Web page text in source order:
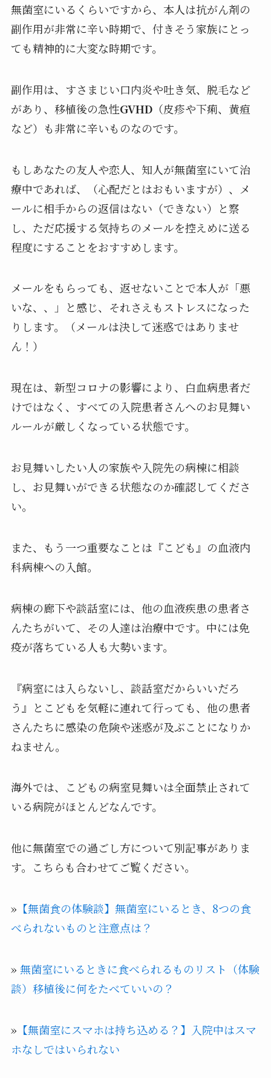
無菌室にいるくらいですから、本人は抗がん剤の
副作用が非常に辛い時期で、付きそう家族にとっ
ても精神的に大変な時期です。
副作用は、すさまじい口内炎や吐き気、脱毛など
があり、移植後の急性GVHD（皮疹や下痢、黄疸
など）も非常に辛いものなのです。
もしあなたの友人や恋人、知人が無菌室にいて治
療中であれば、（心配だとはおもいますが）、メ
ールに相手からの返信はない（できない）と察
し、ただ応援する気持ちのメールを控えめに送る
程度にすることをおすすめします。
メールをもらっても、返せないことで本人が「悪
いな、、」と感じ、それさえもストレスになった
りします。（メールは決して迷惑ではありませ
ん！）
現在は、新型コロナの影響により、白血病患者だ
けではなく、すべての入院患者さんへのお見舞い
ルールが厳しくなっている状態です。
お見舞いしたい人の家族や入院先の病棟に相談
し、お見舞いができる状態なのか確認してくださ
い。
また、もう一つ重要なことは『こども』の血液内
科病棟への入館。
病棟の廊下や談話室には、他の血液疾患の患者さ
んたちがいて、その人達は治療中です。中には免
疫が落ちている人も大勢います。
『病室には入らないし、談話室だからいいだろ
う』とこどもを気軽に連れて行っても、他の患者
さんたちに感染の危険や迷惑が及ぶことになりか
ねません。
海外では、こどもの病室見舞いは全面禁止されて
いる病院がほとんどなんです。
他に無菌室での過ごし方について別記事がありま
す。こちらも合わせてご覧ください。
» 【無菌食の体験談】無菌室にいるとき、8つの食
べられないものと注意点は？
» 無菌室にいるときに食べられるものリスト（体験
談）移植後に何をたべていいの？
» 【無菌室にスマホは持ち込める？】入院中はスマ
ホなしではいられない